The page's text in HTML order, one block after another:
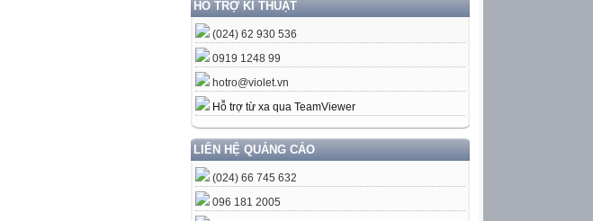
HỖ TRỢ KĨ THUẬT
(024) 62 930 536
0919 1248 99
hotro@violet.vn
Hỗ trợ từ xa qua TeamViewer
LIÊN HỆ QUẢNG CÁO
(024) 66 745 632
096 181 2005